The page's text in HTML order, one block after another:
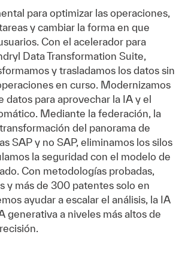
para optimizar las operaciones,
y cambiar la forma en que
Con el acelerador para
Data Transformation Suite,
y trasladamos los datos sin
en curso. Modernizamos
datos para aprovechar la IA y el
Mediante la federación, la
del panorama de
SAP y no SAP, eliminamos los silos
la seguridad con el modelo de
Con metodologías probadas,
y más de 300 patentes solo en
ayudar a escalar el análisis, la IA
generativa a niveles más altos de